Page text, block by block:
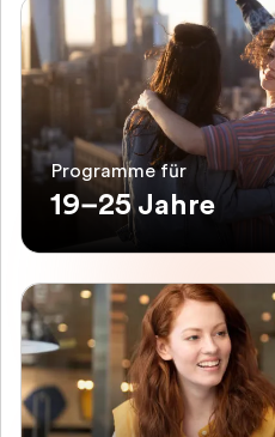
Programme für
19–25 Jahre